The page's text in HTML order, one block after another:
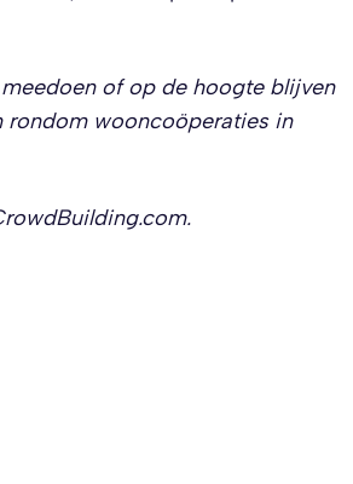
of op de hoogte blijven
rondom wooncoöperaties in